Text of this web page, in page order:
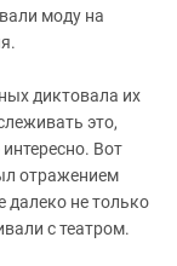
моду на
диктовала их
это,
Вот
отражением
далеко не только
с театром.